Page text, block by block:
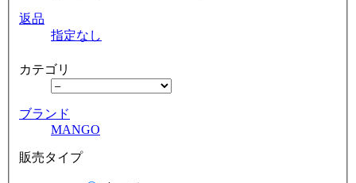
返品
指定なし
カテゴリ
ブランド
MANGO
販売タイプ